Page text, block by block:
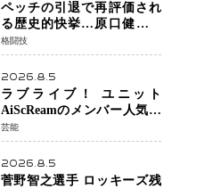
ペッチの引退で再評価され
る歴史的快挙…原口健飛選
手が証明した「最後に勝ち
切る力」
格闘技
2026.8.5
ラブライブ！ ユニット
AiScReamのメンバー人気声
優 遠藤璃菜さん 待望の1st写
真集が10月6日発売決定！ 沖
縄ロケで魅せる等身大の姿
から大人びた表情まで収録
芸能
2026.8.5
菅野智之選手 ロッキーズ残